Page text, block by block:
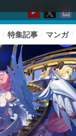
特集記事 マンガ